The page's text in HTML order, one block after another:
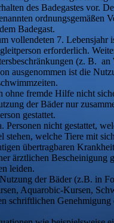
des Badegastes vor.
ordnungsgemäßen
Badegast.
vollendeten 7. Lebensjahr
erforderlich.
(z. B. an
ausgenommen ist die
ohne fremde Hilfe nicht
der Bäder nur
gestattet.
Personen nicht gestattet,
stehen, welche Tiere mit
übertragbaren
ärztlichen Bescheinigung
leiden.
der Bäder (z.B. in
Aquarobic-Kursen,
schriftlichen Genehmigung